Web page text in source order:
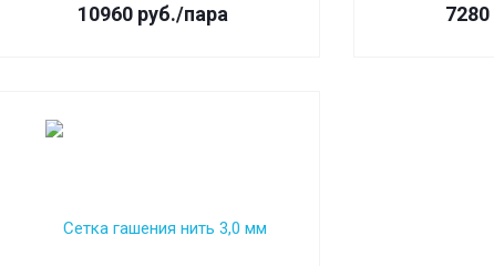
10960 руб./пара 7280